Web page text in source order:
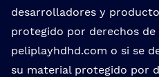
desarrolladores y
protegido por derechos
peliplayhdhd.com o si se
su material protegido por